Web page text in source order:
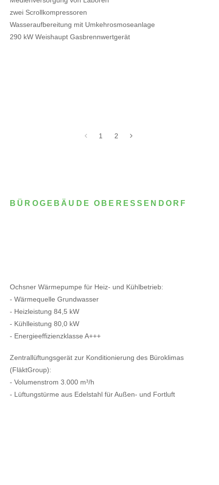
zwei Scrollkompressoren
Wasseraufbereitung mit Umkehrosmoseanlage
290 kW Weishaupt Gasbrennwertgerät
1 2
BÜROGEBÄUDE OBERESSENDORF
Ochsner Wärmepumpe für Heiz- und Kühlbetrieb:
- Wärmequelle Grundwasser
- Heizleistung 84,5 kW
- Kühlleistung 80,0 kW
- Energieeffizienzklasse A+++
Zentrallüftungsgerät zur Konditionierung des Büroklimas
(FläktGroup):
- Volumenstrom 3.000 m³/h
- Lüftungstürme aus Edelstahl für Außen- und Fortluft